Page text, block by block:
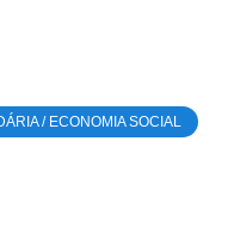
/ ECONOMIA SOCIAL